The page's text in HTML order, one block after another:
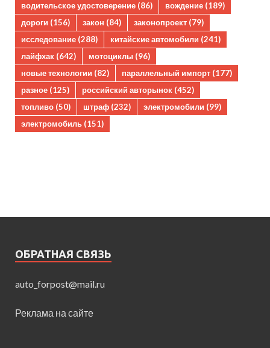
водительское удостоверение (86) вождение (189)
дороги (156) закон (84) законопроект (79)
исследование (288) китайские автомобили (241)
лайфхак (642) мотоциклы (96)
новые технологии (82) параллельный импорт (177)
разное (125) российский авторынок (452)
топливо (50) штраф (232) электромобили (99)
электромобиль (151)
ОБРАТНАЯ СВЯЗЬ
auto_forpost@mail.ru
Реклама на сайте